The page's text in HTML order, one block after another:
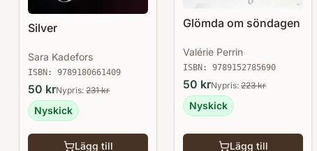
Silver
Sara Kadefors
ISBN: 9789180661409
50 krNypris: 231kr
Nyskick
Lägg till
Glömda om söndagen
Valérie Perrin
ISBN: 9789152785690
50 krNypris: 223kr
Nyskick
Lägg till